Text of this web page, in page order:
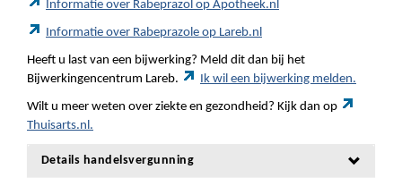
Informatie over Rabeprazol op Apotheek.nl
Informatie over Rabeprazole op Lareb.nl
Heeft u last van een bijwerking? Meld dit dan bij het
Bijwerkingencentrum Lareb.
Ik wil een bijwerking melden.
Wilt u meer weten over ziekte en gezondheid? Kijk dan op
Thuisarts.nl.
Details handelsvergunning